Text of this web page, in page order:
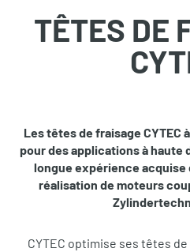
TÊTES DE
Les têtes de fraisage CYTEC
pour des applications à haute
longue expérience acquise
réalisation de moteurs
CYTEC optimise ses têtes